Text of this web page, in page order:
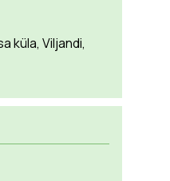
küla, Viljandi,